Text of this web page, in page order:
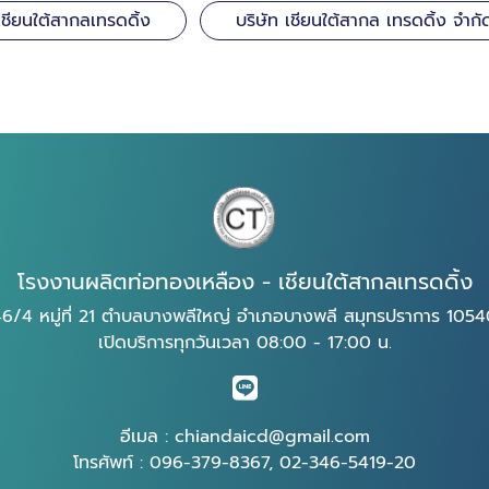
ชียนใต้สากลเทรดดิ้ง บริษัท เชียนใต้สากล เทรดดิ้ง จำกั
โรงงานผลิตท่อทองเหลือง - เชียนใต้สากลเทรดดิ้ง
4 หมู่ที่ 21 ตำบลบางพลีใหญ่ อำเภอบางพลี สมุทรปราการ
เปิดบริการทุกวันเวลา 08:00 - 17:00 น.
อีเมล : chiandaicd@gmail.com
โทรศัพท์ : 096-379-8367, 02-346-5419-20